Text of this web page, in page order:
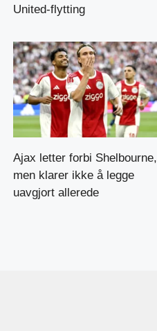
United-flytting
Ajax letter forbi Shelbourne,
men klarer ikke å legge
uavgjort allerede